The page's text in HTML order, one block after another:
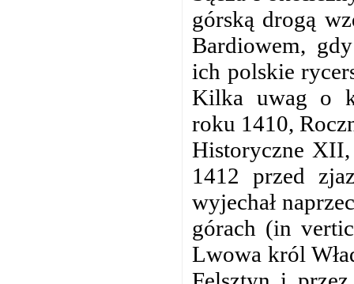
górską drogą
Bardiowem,
ich polskie
Kilka uwag o
roku 1410,
Historyczne
1412 przed
wyjechał
górach (in
Lwowa król